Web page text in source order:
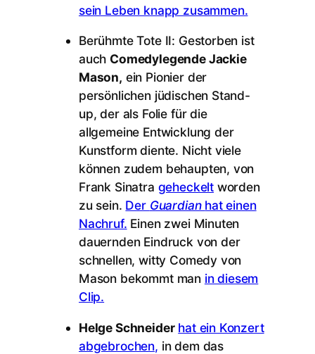
sein Leben knapp zusammen.
Berühmte Tote II: Gestorben ist
auch Comedylegende Jackie
Mason, ein Pionier der
persönlichen jüdischen Stand-
up, der als Folie für die
allgemeine Entwicklung der
Kunstform diente. Nicht viele
können zudem behaupten, von
Frank Sinatra geheckelt worden
zu sein. Der Guardian hat einen
Nachruf. Einen zwei Minuten
dauernden Eindruck von der
schnellen, witty Comedy von
Mason bekommt man in diesem
Clip.
Helge Schneider hat ein Konzert
abgebrochen, in dem das